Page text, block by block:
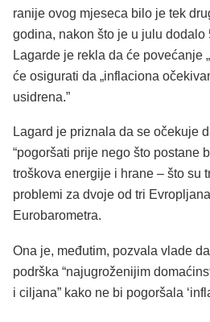
ranije ovog mjeseca bilo je tek
godina, nakon što je u julu dodalo
Lagarde je rekla da će povećanje
će osigurati da „inflaciona
usidrena.”
Lagard je priznala da se očekuje
“pogoršati prije nego što postane
troškova energije i hrane – što su
problemi za dvoje od tri
Eurobarometra.
Ona je, međutim, pozvala vlade
podrška “najugroženijim
i ciljana” kako ne bi pogoršala ‘